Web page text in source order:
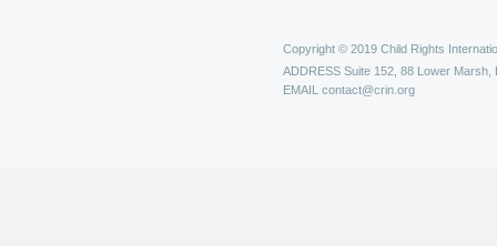
Copyright © 2019 Child Rights
ADDRESS Suite 152, 88 Lower Marsh,
EMAIL contact@crin.org